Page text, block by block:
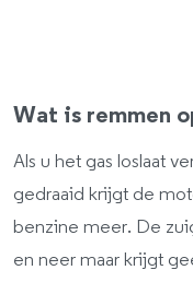
Wat is remmen
Als u het gas loslaat
gedraaid krijgt de
benzine meer. De
en neer maar krijgt